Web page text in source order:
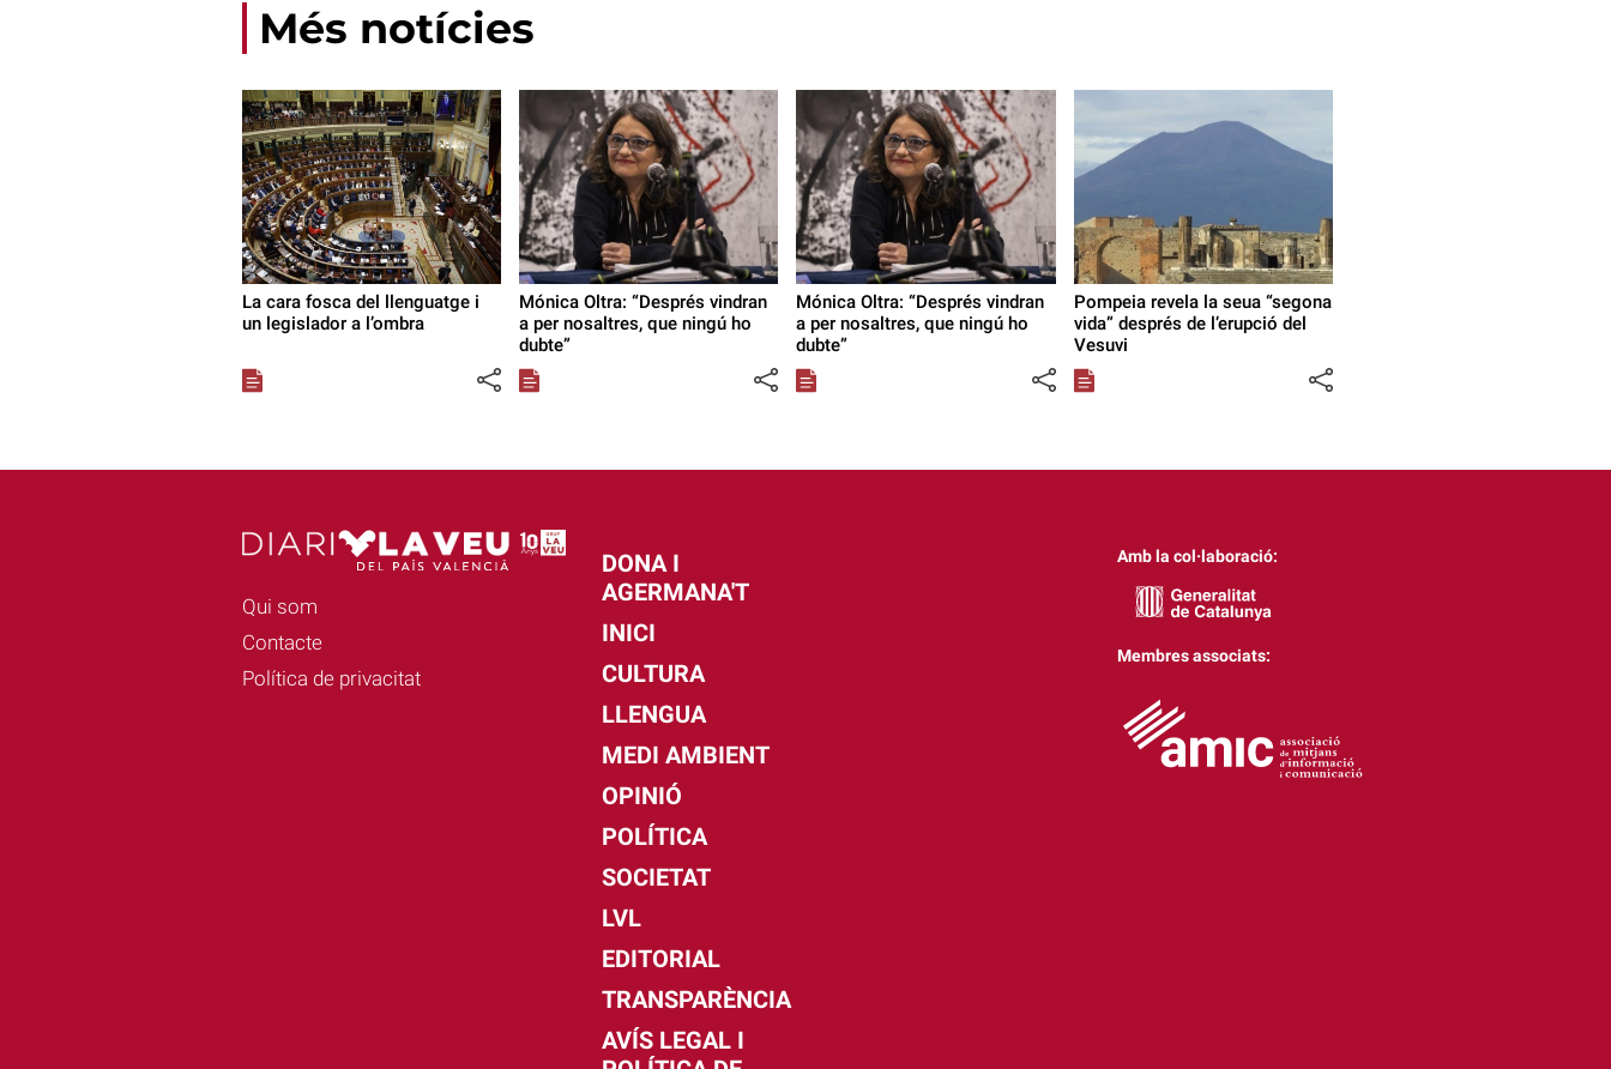
Més notícies
La cara fosca del llenguatge i
un legislador a l’ombra
Mónica Oltra: “Després vindran
a per nosaltres, que ningú ho
dubte”
Mónica Oltra: “Després vindran
a per nosaltres, que ningú ho
dubte”
Pompeia revela la seua “segona
vida” després de l’erupció del
Vesuvi
Qui som
Contacte
Política de privacitat
DONA I
AGERMANA'T
INICI
CULTURA
LLENGUA
MEDI AMBIENT
OPINIÓ
POLÍTICA
SOCIETAT
LVL
EDITORIAL
TRANSPARÈNCIA
AVÍS LEGAL I
Amb la col·laboració:
Membres associats: